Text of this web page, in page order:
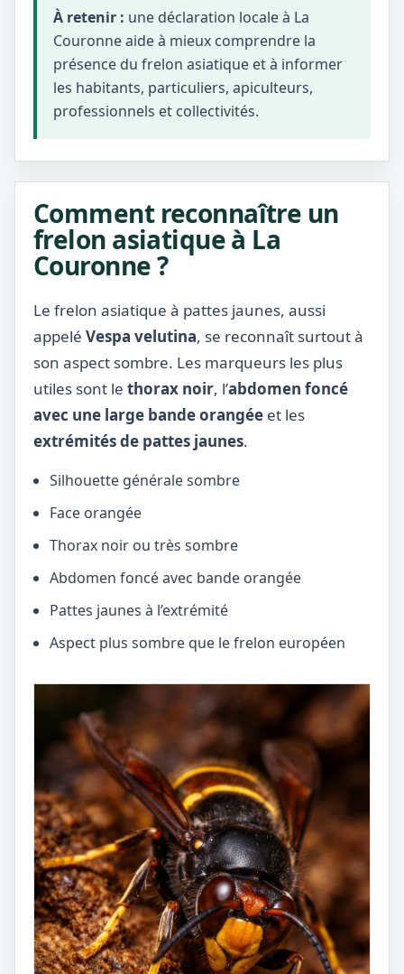
À retenir : une déclaration locale à La
Couronne aide à mieux comprendre la
présence du frelon asiatique et à informer
les habitants, particuliers, apiculteurs,
professionnels et collectivités.
Comment reconnaître un
frelon asiatique à La
Couronne ?
Le frelon asiatique à pattes jaunes, aussi
appelé Vespa velutina, se reconnaît surtout à
son aspect sombre. Les marqueurs les plus
utiles sont le thorax noir, l’abdomen foncé
avec une large bande orangée et les
extrémités de pattes jaunes.
Silhouette générale sombre
Face orangée
Thorax noir ou très sombre
Abdomen foncé avec bande orangée
Pattes jaunes à l’extrémité
Aspect plus sombre que le frelon européen